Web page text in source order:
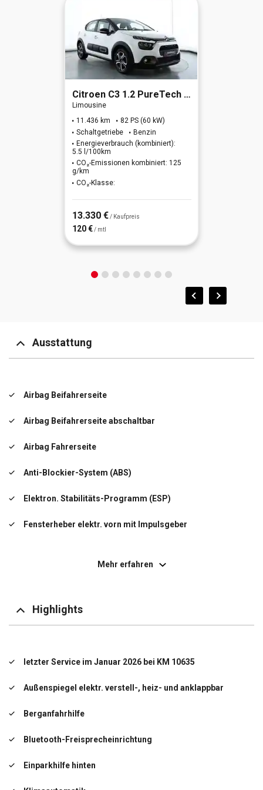
Citroen C3 1.2 PureTech 82 C-Series Stop&Start (EURO 6d)
Limousine
11.436 km
82 PS (60 kW)
Schaltgetriebe
Benzin
Energieverbrauch (kombiniert):
5.5 l/100km
CO₂-Emissionen kombiniert: 125
g/km
CO₂-Klasse:
13.330 € / Kaufpreis
120 € / mtl
Ausstattung
Airbag Beifahrerseite
Airbag Beifahrerseite abschaltbar
Airbag Fahrerseite
Anti-Blockier-System (ABS)
Elektron. Stabilitäts-Programm (ESP)
Fensterheber elektr. vorn mit Impulsgeber
Kopf-Airbag-System
Mehr erfahren
Highlights
letzter Service im Januar 2026 bei KM 10635
Außenspiegel elektr. verstell-, heiz- und anklappbar
Berganfahrhilfe
Bluetooth-Freisprecheinrichtung
Einparkhilfe hinten